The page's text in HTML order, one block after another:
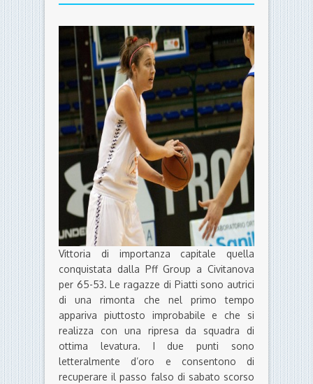
Vittoria di importanza capitale quella
conquistata dalla Pff Group a Civitanova
per 65-53. Le ragazze di Piatti sono autrici
di una rimonta che nel primo tempo
appariva piuttosto improbabile e che si
realizza con una ripresa da squadra di
ottima levatura. I due punti sono
letteralmente d’oro e consentono di
recuperare il passo falso di sabato scorso